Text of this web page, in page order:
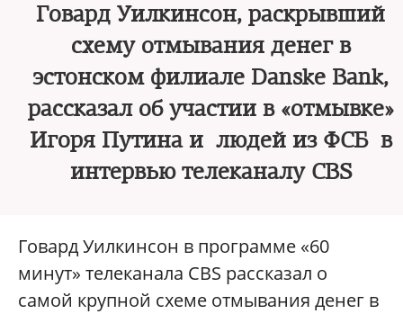
Говард Уилкинсон, раскрывший
схему отмывания денег в
эстонском филиале Danske Bank,
рассказал об участии в «отмывке»
Игоря Путина и людей из ФСБ в
интервью телеканалу CBS
Говард Уилкинсон в программе «60
минут» телеканала CBS рассказал о
самой крупной схеме отмывания денег в